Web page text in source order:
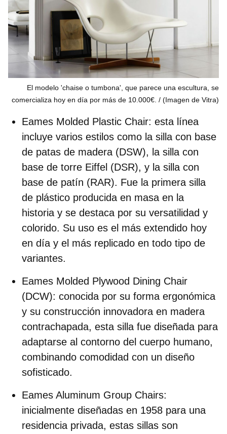
El modelo 'chaise o tumbona', que parece una escultura, se
comercializa hoy en día por más de 10.000€.
(Imagen de Vitra)
Eames Molded Plastic Chair: esta línea
incluye varios estilos como la silla con base
de patas de madera (DSW), la silla con
base de torre Eiffel (DSR), y la silla con
base de patín (RAR). Fue la primera silla
de plástico producida en masa en la
historia y se destaca por su versatilidad y
colorido. Su uso es el más extendido hoy
en día y el más replicado en todo tipo de
variantes.
Eames Molded Plywood Dining Chair
(DCW): conocida por su forma ergonómica
y su construcción innovadora en madera
contrachapada, esta silla fue diseñada para
adaptarse al contorno del cuerpo humano,
combinando comodidad con un diseño
sofisticado.
Eames Aluminum Group Chairs:
inicialmente diseñadas en 1958 para una
residencia privada, estas sillas son